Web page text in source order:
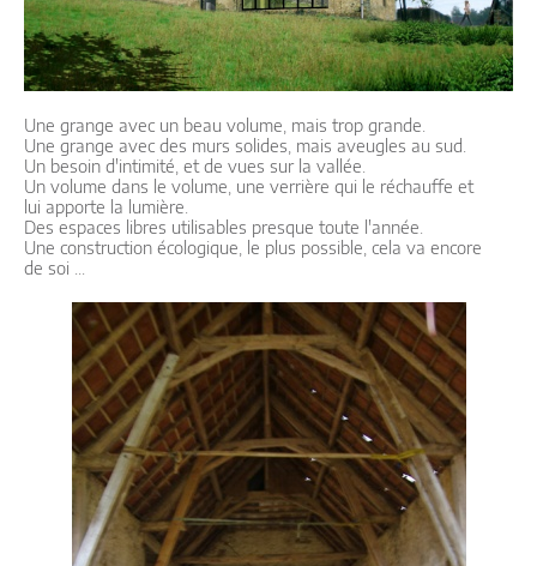
Une grange avec un beau volume, mais trop grande.
Une grange avec des murs solides, mais aveugles au sud.
Un besoin d'intimité, et de vues sur la vallée.
Un volume dans le volume, une verrière qui le réchauffe et
lui apporte la lumière.
Des espaces libres utilisables presque toute l'année.
Une construction écologique, le plus possible, cela va encore
de soi ...